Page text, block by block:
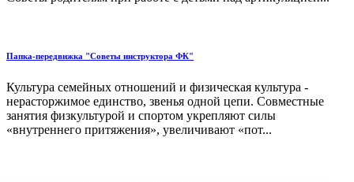
Папка-передвижка "Советы инструктора ФК"
Культура семейных отношений и физическая культура -
нерасторжимое единство, звенья одной цепи. Совместные
занятия физкультурой и спортом укрепляют силы
«внутреннего притяжения», увеличивают «пот...